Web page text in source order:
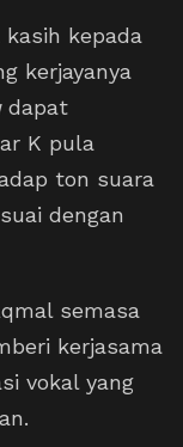
kepada
kerjayanya
dapat
K pula
ton suara
dengan
semasa
kerjasama
vokal yang